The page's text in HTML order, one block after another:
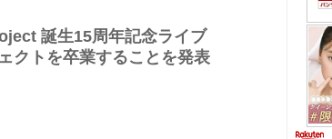
誕生15周年記念ライブ
クトを卒業することを発表